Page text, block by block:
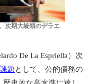
次期大統領のデラエ
De La Espriella）次
題として、公的債務の